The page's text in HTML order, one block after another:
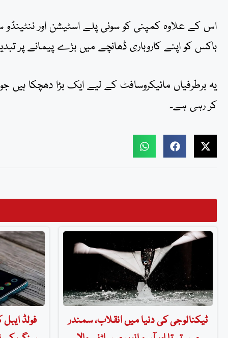
اس کے علاوہ کمپنی کو سونی پلے اسٹیشن اور
باکس کو اپنے کاروباری ڈھانچے میں بڑے پیمانے پر
یہ برطرفیاں مائیکروسافٹ کے لیے ایک بڑا دھچکا
کر رہی ہے۔
ٹیکنالوجی کی دنیا میں انقلاب، سمندر
فولڈ